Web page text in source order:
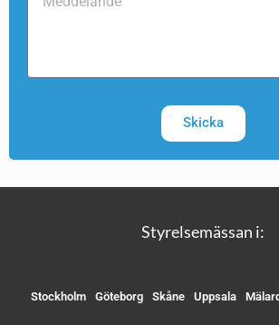
Skicka
Styrelsemässan i:
Stockholm Göteborg Skåne Uppsala